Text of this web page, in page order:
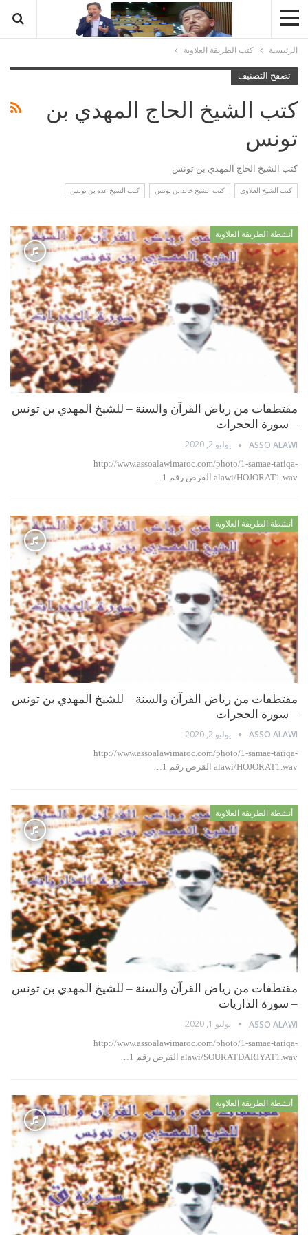
الرئيسية كتب الطريقة العلاوية
تصفح التصنيف
كتب الشيخ الحاج المهدي بن
تونس
كتب الشيخ الحاج المهدي بن تونس
كتب الشيخ العلاوي كتب الشيخ خالد بن تونس كتب الشيخ عدة بن تونس
أنشطة الطريقة العلاوية
مقتطفات من رياض القرآن والسنة – للشيخ المهدي بن تونس
– سورة الحجرات
ASSO ALAWI يوليو 2, 2020
http://www.assoalawimaroc.com/photo/1-samae-tariqa-
alawi/HOJORAT1.wav القرص رقم 1…
أنشطة الطريقة العلاوية
مقتطفات من رياض القرآن والسنة – للشيخ المهدي بن تونس
– سورة الحجرات
ASSO ALAWI يوليو 2, 2020
http://www.assoalawimaroc.com/photo/1-samae-tariqa-
alawi/HOJORAT1.wav القرص رقم 1…
أنشطة الطريقة العلاوية
مقتطفات من رياض القرآن والسنة – للشيخ المهدي بن تونس
– سورة الذاريات
ASSO ALAWI يوليو 1, 2020
http://www.assoalawimaroc.com/photo/1-samae-tariqa-
alawi/SOURATDARIYAT1.wav القرص رقم 1…
أنشطة الطريقة العلاوية